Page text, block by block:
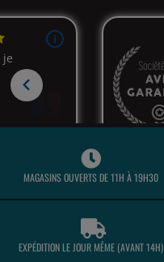
MAGASINS OUVERTS DE 11H À 19H30
EXPÉDITION LE JOUR MÊME (AVANT 14H)